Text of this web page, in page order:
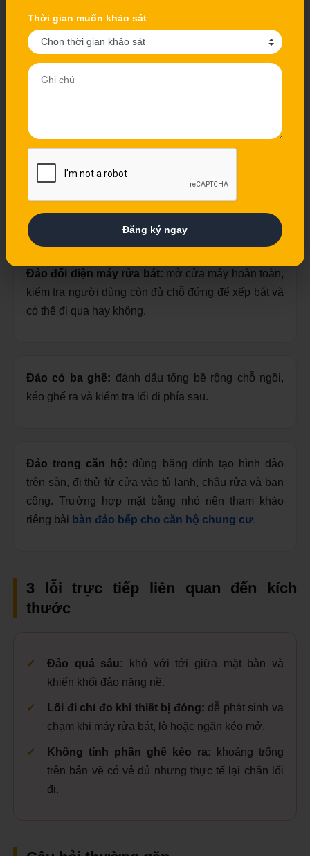
Chỗ ngồi phải được tính cùng phần mặt bàn nhô, khoảng để
khi duyệt bản vẽ
Đảo đối diện máy rửa bát: mở cửa máy hoàn toàn,
kiểm tra người dùng còn đủ chỗ đứng để xếp bát và
có thể đi qua hay không.
Đảo có ba ghế: đánh dấu tổng bề rộng chỗ ngồi,
kéo ghế ra và kiểm tra lối đi phía sau.
Đảo trong căn hộ: dùng băng dính tạo hình đảo
trên sàn, đi thử từ cửa vào tủ lạnh, chậu rửa và ban
công. Trường hợp mặt bằng nhỏ nên tham khảo
riêng bài bàn đảo bếp cho căn hộ chung cư.
3 lỗi trực tiếp liên quan đến kích
thước
Đảo quá sâu: khó với tới giữa mặt bàn và
khiến khối đảo nặng nề.
Lối đi chỉ đo khi thiết bị đóng: dễ phát sinh va
chạm khi máy rửa bát, lò hoặc ngăn kéo mở.
Không tính phần ghế kéo ra: khoảng trống
trên bản vẽ có vẻ đủ nhưng thực tế lại chắn lối
đi.
Thời gian muốn khảo sát
Đăng ký ngay